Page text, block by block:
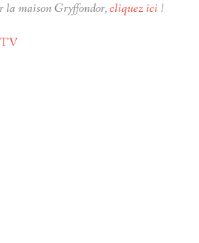
la maison Gryffondor,cliquez ici !